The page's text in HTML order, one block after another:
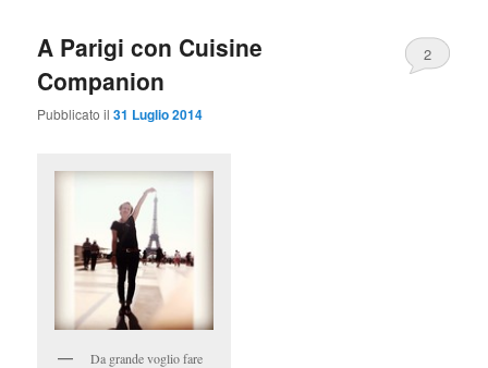
A Parigi con Cuisine
Companion
Pubblicato il31 Luglio 2014
2
Da grande voglio fare